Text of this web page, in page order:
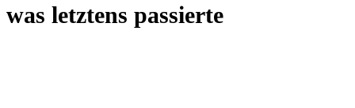
was letztens passierte